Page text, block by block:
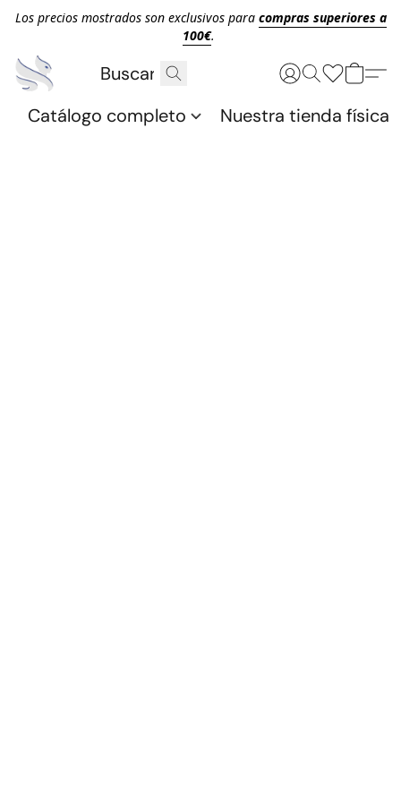
Los precios mostrados son exclusivos para compras superiores a
100€.
Catálogo completo Nuestra tienda física